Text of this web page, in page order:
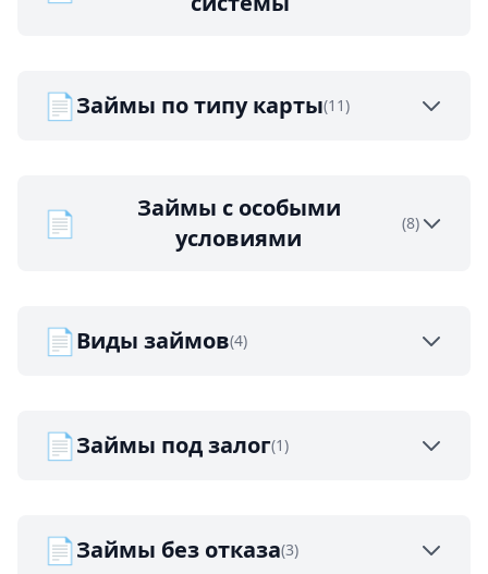
📄Займы по типу карты(11)
📄
Займы с особыми
условиями
(8)
📄Виды займов(4)
📄Займы под залог(1)
📄Займы без отказа(3)